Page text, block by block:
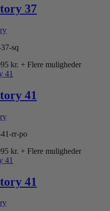
4,095 kr.
37
sq
kr. Prisinterval:
4,095 kr.
+ Flere muligheder
41
rr-po
kr. Prisinterval:
4,095 kr.
+ Flere muligheder
41